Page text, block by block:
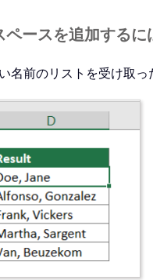
ースを追加するに
名前のリストを受け取